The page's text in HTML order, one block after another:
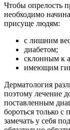
Чтобы опрелость
необходимо
присуще людям:
с лишним
диабетом;
склонным к
имеющим
Дерматология
поэтому лечение
поставленным
бороться только
замечать у себя